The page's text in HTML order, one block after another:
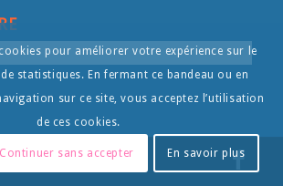
- by
pour améliorer votre expérience sur le
statistiques. En fermant ce bandeau ou en
sur ce site, vous acceptez l’utilisation
de ces cookies.
Continuer sans accepter En savoir plus